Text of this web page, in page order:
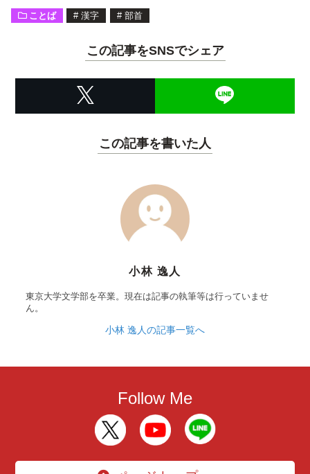
ことば # 漢字 # 部首
この記事をSNSでシェア
この記事を書いた人
小林 逸人
東京大学文学部を卒業。現在は記事の執筆等は行っていませ
ん。
小林 逸人の記事一覧へ
Follow Me